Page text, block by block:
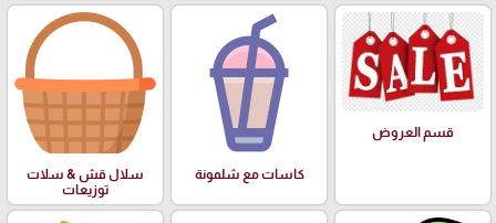
قسم العروض
كاسات مع شلمونة
سلال قش & سلات
توزيعات